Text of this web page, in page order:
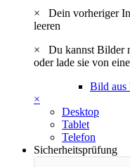
×
Dein vorheriger
leeren
×
Du kannst Bilder
oder lade sie von
Bild aus
×
Desktop
Tablet
Telefon
Sicherheitsprüfung